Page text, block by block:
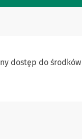
dostęp do